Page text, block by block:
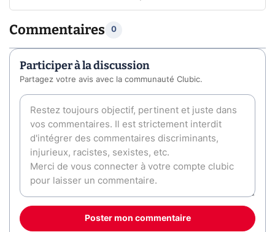
Commentaires 0
Participer à la discussion
Partagez votre avis avec la communauté Clubic.
Poster mon commentaire